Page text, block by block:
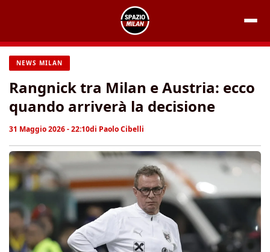
contenuto
NEWS MILAN
Rangnick tra Milan e Austria: ecco
quando arriverà la decisione
31 Maggio 2026 - 22:10di Paolo Cibelli